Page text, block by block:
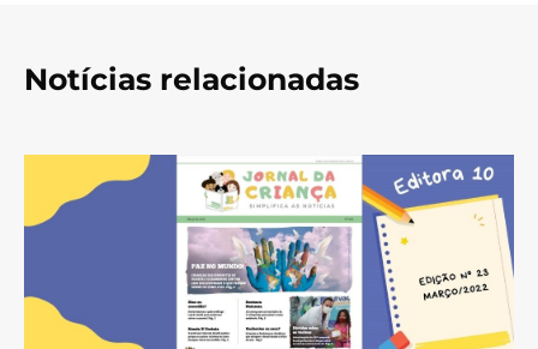
Notícias relacionadas